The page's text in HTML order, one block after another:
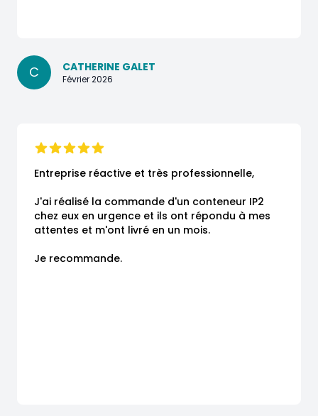
C CATHERINE GALET
Février 2026
Entreprise réactive et très professionnelle,
J'ai réalisé la commande d'un conteneur IP2
chez eux en urgence et ils ont répondu à mes
attentes et m'ont livré en un mois.
Je recommande.